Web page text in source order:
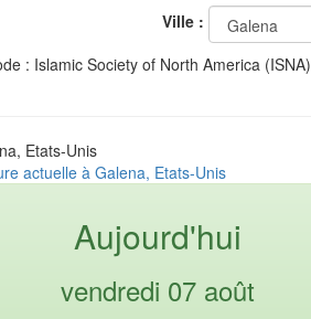
Ville :
: Islamic Society of North America (ISNA)
Etats-Unis
actuelle à Galena, Etats-Unis
Aujourd'hui
vendredi 07 août